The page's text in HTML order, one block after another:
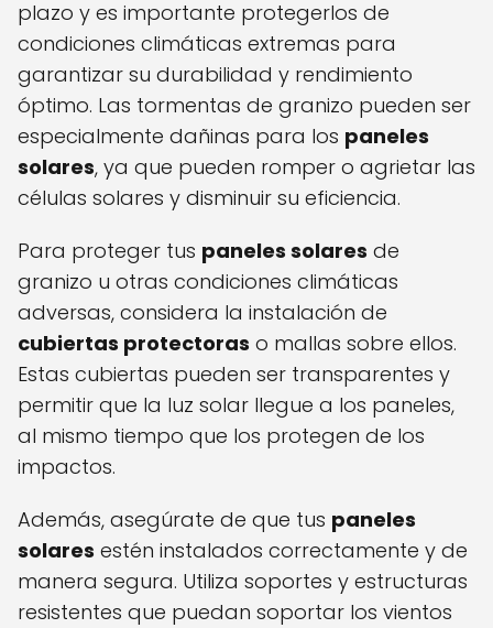
plazo y es importante protegerlos de
condiciones climáticas extremas para
garantizar su durabilidad y rendimiento
óptimo. Las tormentas de granizo pueden ser
especialmente dañinas para los paneles
solares, ya que pueden romper o agrietar las
células solares y disminuir su eficiencia.
Para proteger tus paneles solares de
granizo u otras condiciones climáticas
adversas, considera la instalación de
cubiertas protectoras o mallas sobre ellos.
Estas cubiertas pueden ser transparentes y
permitir que la luz solar llegue a los paneles,
al mismo tiempo que los protegen de los
impactos.
Además, asegúrate de que tus paneles
solares estén instalados correctamente y de
manera segura. Utiliza soportes y estructuras
resistentes que puedan soportar los vientos